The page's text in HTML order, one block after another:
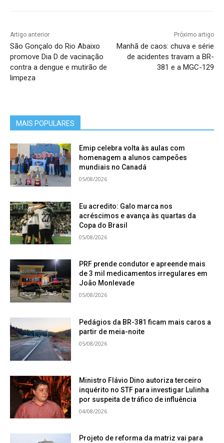
Artigo anterior
São Gonçalo do Rio Abaixo
promove Dia D de vacinação
contra a dengue e mutirão de
limpeza
Próximo artigo
Manhã de caos: chuva e série
de acidentes travam a BR-
381 e a MGC-129
MAIS POPULARES
Emip celebra volta às aulas com
homenagem a alunos campeões
mundiais no Canadá
05/08/2026
Eu acredito: Galo marca nos
acréscimos e avança às quartas da
Copa do Brasil
05/08/2026
PRF prende condutor e apreende mais
de 3 mil medicamentos irregulares em
João Monlevade
05/08/2026
Pedágios da BR-381 ficam mais caros a
partir de meia-noite
05/08/2026
Ministro Flávio Dino autoriza terceiro
inquérito no STF para investigar Lulinha
por suspeita de tráfico de influência
04/08/2026
Projeto de reforma da matriz vai para